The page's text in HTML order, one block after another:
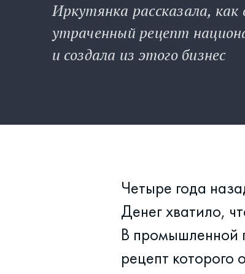
Иркутянка рассказала, как
утраченный рецепт
и создала из этого бизнес
Четыре года
Денег хватило,
В промышленной
рецепт которого